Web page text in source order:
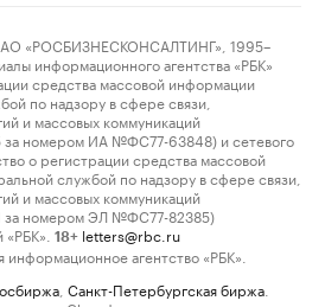
«РОСБИЗНЕСКОНСАЛТИНГ», 1995–
информационного агентства «РБК»
средства массовой информации
по надзору в сфере связи,
и массовых коммуникаций
за номером ИА №ФС77-63848) и сетевого
о регистрации средства массовой
службой по надзору в сфере связи,
и массовых коммуникаций
за номером ЭЛ №ФС77-82385)
18+ letters@rbc.ru
информационное агентство «РБК».
Санкт-Петербургская биржа